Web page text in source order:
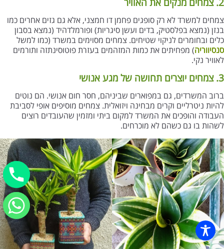
צמחים למשרד לא רק סופגים פחמן דו חמצני, אלא גם גזים אחרים כמו
בנזן (נמצא בפלסטיק, בדים ועשן סיגריות) ופורמלדהיד (נמצא בסבון
כלים ובחומרים לניקוי שטיחים. צמחים מסוימים במשרד (כמו למשל
סנסיווריה) מפחיתים את כמות המזהמים בעזרת פוטוסינתזה ותורמים
לאוויר נקי.
3. צמחים יוצרים תחושה של מגע אנושי
ברוב המשרדים, גם במפוארים שביניהם, חסר חום אנושי. הם נוטים
להיות ניטרליים וקרים מבחינה ויזואלית. צמחים מוסיפים אופי לסביבת
העבודה והופכים את המשרד למקום ביתי ומזמין שהעובדים רוצים
לשהות בו גם כשהם לא מוכרחים.